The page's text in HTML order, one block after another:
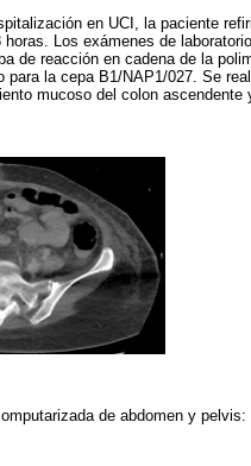
en UCI, la paciente
Los exámenes de
de reacción en cadena de la
para la cepa B1/NAP1/027. Se
mucoso del colon
de abdomen y